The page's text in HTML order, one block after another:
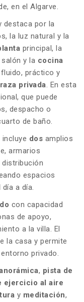
en el Algarve.
destaca por la
la luz natural y la
principal, la
y la cocina
práctico y
privada. En esta
que puede
despacho o
de baño.
incluye dos amplios
armarios
espacios
a día.
con capacidad
de apoyo,
a la villa. El
la casa y permite
privado.
, pista de
ejercicio al aire
y meditación,